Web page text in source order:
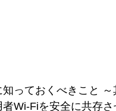
っておくべきこと
Wi-Fiを安全に共存